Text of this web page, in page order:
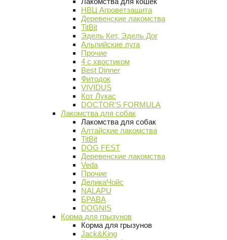
НВЦ Агроветзащита
Деревенские лакомства
TitBit
Эдель Кет, Эдель Дог
Альпийские луга
Прочие
4 с хвостиком
Best Dinner
Фитодок
VIVIDUS
Кот Лукас
DOCTOR'S FORMULA
Лакомства для собак
Лакомства для собак
Алтайские лакомства
TitBit
DOG FEST
Деревенские лакомства
Veda
Прочие
ДеликаЧойс
NALAPU
БРАВА
DOGNIS
Корма для грызунов
Корма для грызунов
Jack&King